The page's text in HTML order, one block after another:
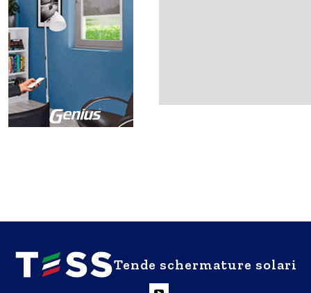
Tende schermature solari